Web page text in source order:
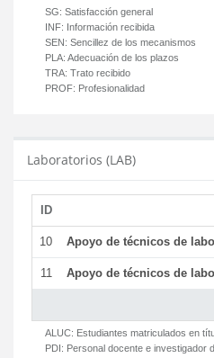
SG: Satisfacción general
INF: Información recibida
SEN: Sencillez de los mecanismos
PLA: Adecuación de los plazos
TRA: Trato recibido
PROF: Profesionalidad
Laboratorios (LAB)
ID
10 Apoyo de técnicos de
11 Apoyo de técnicos de
ALUC: Estudiantes matriculados en
PDI: Personal docente e investigador